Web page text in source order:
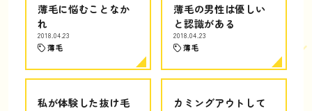
薄毛に悩むことなか
れ
2018.04.23
薄毛
薄毛の男性は優しい
と認識がある
2018.04.23
薄毛
私が体験した抜け毛
カミングアウトして